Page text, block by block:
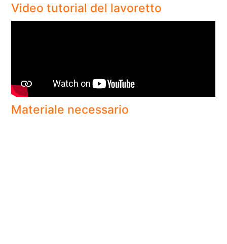
Video tutorial del lavoretto
Materiale necessario